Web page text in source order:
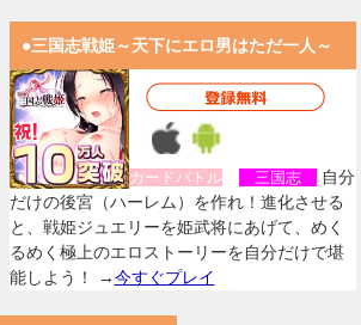
●三国志戦姫～天下にエロ男はただ一人～
カードバトル 三国志
自分
だけの後宮（ハーレム）を作れ！進化させる
と、戦姫ジュエリーを姫武将にあげて、めく
るめく極上のエロストーリーを自分だけで堪
能しよう！ →今すぐプレイ